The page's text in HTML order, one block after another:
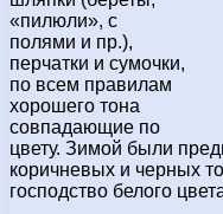
«пилюли», с
полями и пр.),
перчатки и сумочки,
по всем правилам
хорошего тона
совпадающие по
цвету. Зимой были
коричневых и черных
господство белого